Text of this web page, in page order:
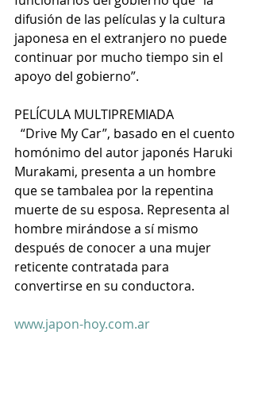
difusión de las películas y la cultura
japonesa en el extranjero no puede
continuar por mucho tiempo sin el
apoyo del gobierno”.
PELÍCULA MULTIPREMIADA
homónimo del autor japonés Haruki
Murakami, presenta a un hombre
que se tambalea por la repentina
muerte de su esposa. Representa al
hombre mirándose a sí mismo
después de conocer a una mujer
reticente contratada para
convertirse en su conductora.
www.japon-hoy.com.ar